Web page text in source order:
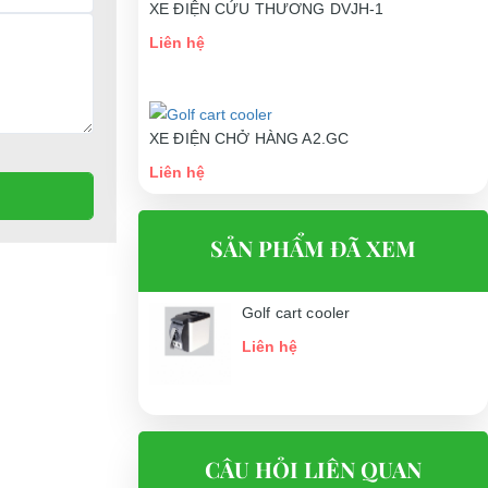
XE ĐIỆN CỨU THƯƠNG DVJH-1
Liên hệ
XE ĐIỆN CHỞ HÀNG A2.GC
Liên hệ
SẢN PHẨM ĐÃ XEM
Golf cart cooler
Liên hệ
CÂU HỎI LIÊN QUAN